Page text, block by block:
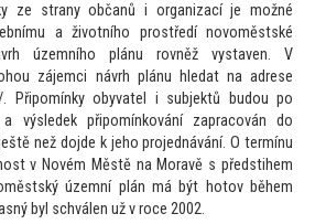
ze strany občanů i organizací je možné
a životního prostředí novoměstské
územního plánu rovněž vystaven. V
zájemci návrh plánu hledat na adrese
. Připomínky obyvatel i subjektů budou po
výsledek připomínkování zapracován do
než dojde k jeho projednávání. O termínu
v Novém Městě na Moravě s předstihem
územní plán má být hotov během
byl schválen už v roce 2002.